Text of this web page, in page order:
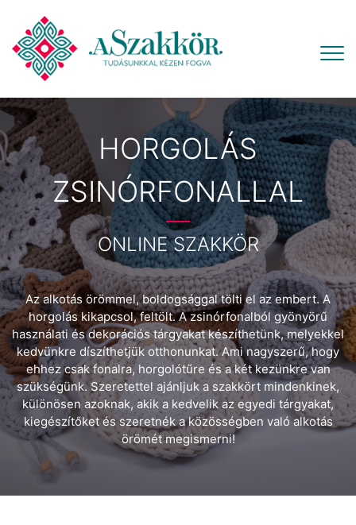
HORGOLÁS
ZSINÓRFONALLAL
ONLINE SZAKKÖR
Az alkotás örömmel, boldogsággal tölti el az embert. A
horgolás kikapcsol, feltölt. A zsinórfonalból gyönyörű
használati és dekorációs tárgyakat készíthetünk, melyekkel
kedvünkre díszíthetjük otthonunkat. Ami nagyszerű, hogy
ehhez csak fonalra, horgolótűre és a két kezünkre van
szükségünk. Szeretettel ajánljuk a szakkört mindenkinek,
különösen azoknak, akik a kedvelik az egyedi tárgyakat,
kiegészítőket és szeretnék a közösségben való alkotás
örömét megismerni!